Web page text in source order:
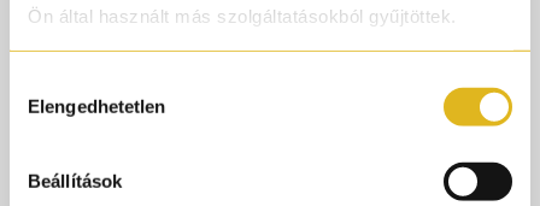
Ön által használt más szolgáltatásokból gyűjtöttek.
kiválasztása
Elengedhetetlen
Beállítások
#foryou
#parfume
#herod
#neked